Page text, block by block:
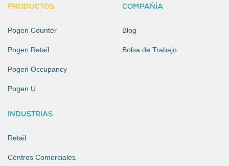
PRODUCTOS
Pogen Counter
Pogen Retail
Pogen Occupancy
Pogen U
INDUSTRIAS
Retail
Centros Comerciales
COMPAÑÍA
Blog
Bolsa de Trabajo